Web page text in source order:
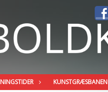
KUNSTGRÆSBANEN